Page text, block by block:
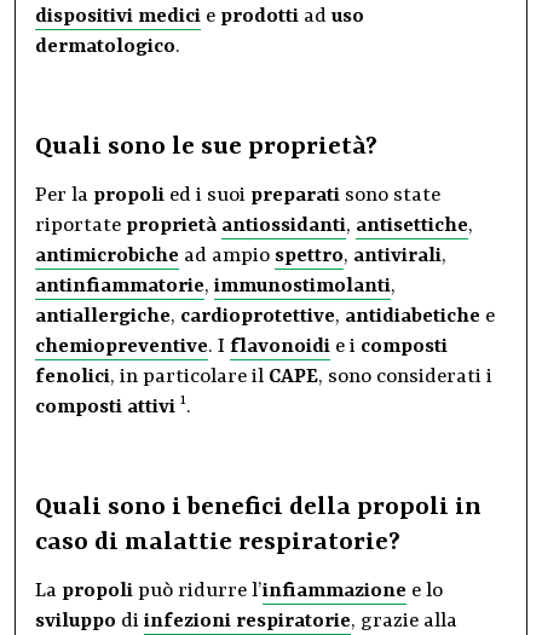
dispositivi medici e prodotti ad uso
dermatologico.
Quali sono le sue proprietà?
Per la propoli ed i suoi preparati sono state
riportate proprietà antiossidanti, antisettiche,
antimicrobiche ad ampio spettro, antivirali,
antinfiammatorie, immunostimolanti,
antiallergiche, cardioprotettive, antidiabetiche e
chemiopreventive. I flavonoidi e i composti
fenolici, in particolare il CAPE, sono considerati i
composti attivi 1.
Quali sono i benefici della propoli in
caso di malattie respiratorie?
La propoli può ridurre l’infiammazione e lo
sviluppo di infezioni respiratorie, grazie alla